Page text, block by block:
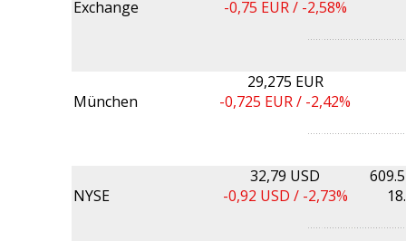
Exchange -0,75 EUR / -2,58%
München
29,275 EUR
-0,725 EUR / -2,42%
NYSE
32,79 USD
-0,92 USD / -2,73%